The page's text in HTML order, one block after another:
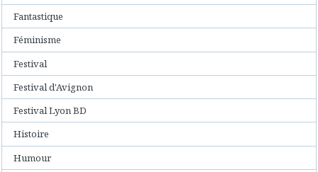
Fantastique
Féminisme
Festival
Festival d'Avignon
Festival Lyon BD
Histoire
Humour